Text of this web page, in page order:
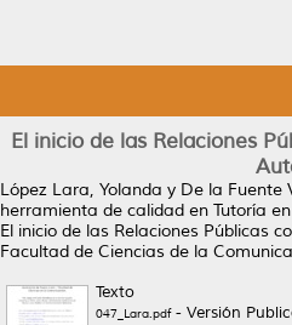
El inicio de las Relaciones
López Lara, Yolanda y De la Fuente
herramienta de calidad en Tutoría
El inicio de las Relaciones Públicas
Facultad de Ciencias de la
Texto
047_Lara.pdf- Versión